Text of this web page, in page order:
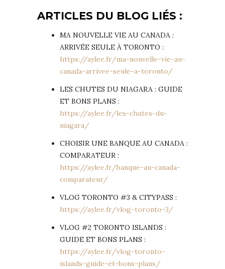
ARTICLES DU BLOG LIÉS :
MA NOUVELLE VIE AU CANADA :
ARRIVÉE SEULE À TORONTO :
https://aylee.fr/ma-nouvelle-vie-au-
canada-arrivee-seule-a-toronto/
LES CHUTES DU NIAGARA : GUIDE
ET BONS PLANS :
https://aylee.fr/les-chutes-du-
niagara/
CHOISIR UNE BANQUE AU CANADA :
COMPARATEUR :
https://aylee.fr/banque-au-canada-
comparateur/
VLOG TORONTO #3 & CITYPASS :
https://aylee.fr/vlog-toronto-3/
VLOG #2 TORONTO ISLANDS :
GUIDE ET BONS PLANS :
https://aylee.fr/vlog-toronto-
islands-guide-et-bons-plans/